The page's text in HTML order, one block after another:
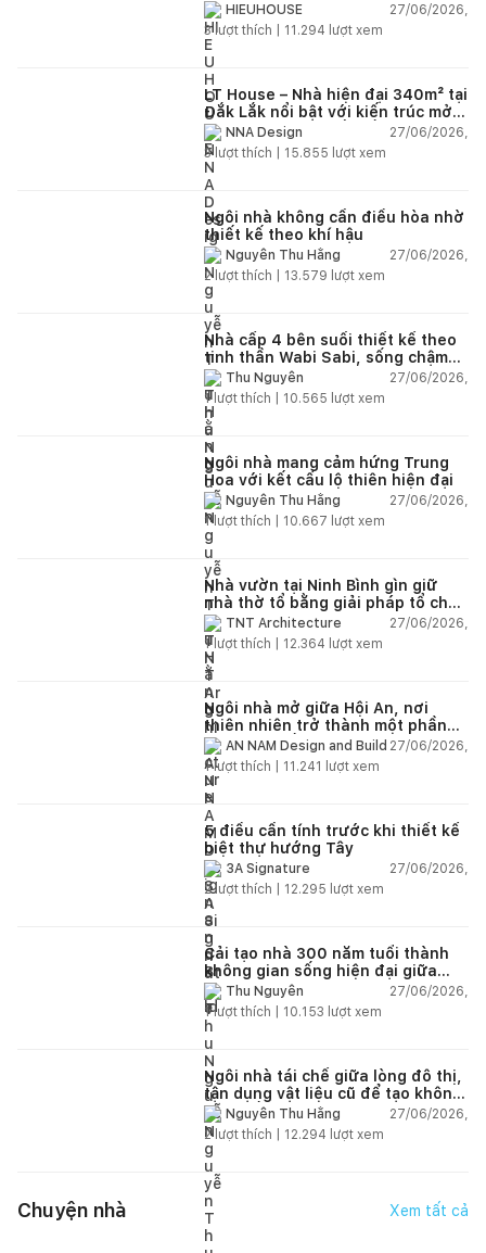
HIEUHOUSE
27/06/2026,
3lượt thích | 11.294 lượt xem
LT House – Nhà hiện đại 340m² tại
Đắk Lắk nổi bật với kiến trúc mở
và hệ sân vườn kết nối thiên
nhiên
NNA Design
27/06/2026,
3lượt thích | 15.855 lượt xem
Ngôi nhà không cần điều hòa nhờ
thiết kế theo khí hậu
Nguyễn Thu Hằng
27/06/2026,
2lượt thích | 13.579 lượt xem
Nhà cấp 4 bên suối thiết kế theo
tinh thần Wabi Sabi, sống chậm
giữa thiên nhiên
Thu Nguyễn
27/06/2026,
1lượt thích | 10.565 lượt xem
Ngôi nhà mang cảm hứng Trung
Hoa với kết cấu lộ thiên hiện đại
Nguyễn Thu Hằng
27/06/2026,
1lượt thích | 10.667 lượt xem
Nhà vườn tại Ninh Bình gìn giữ
nhà thờ tổ bằng giải pháp tổ chức
lại không gian
TNT Architecture
27/06/2026,
1lượt thích | 12.364 lượt xem
Ngôi nhà mở giữa Hội An, nơi
thiên nhiên trở thành một phần
của cuộc sống
AN NAM Design and Build 27/06/2026,
1lượt thích | 11.241 lượt xem
5 điều cần tính trước khi thiết kế
biệt thự hướng Tây
3A Signature
27/06/2026,
2lượt thích | 12.295 lượt xem
Cải tạo nhà 300 năm tuổi thành
không gian sống hiện đại giữa
thiên nhiên
Thu Nguyễn
27/06/2026,
1lượt thích | 10.153 lượt xem
Ngôi nhà tái chế giữa lòng đô thị,
tận dụng vật liệu cũ để tạo không
gian sống linh hoạt
Nguyễn Thu Hằng
27/06/2026,
2lượt thích | 12.294 lượt xem
Chuyện nhà Xem tất cả